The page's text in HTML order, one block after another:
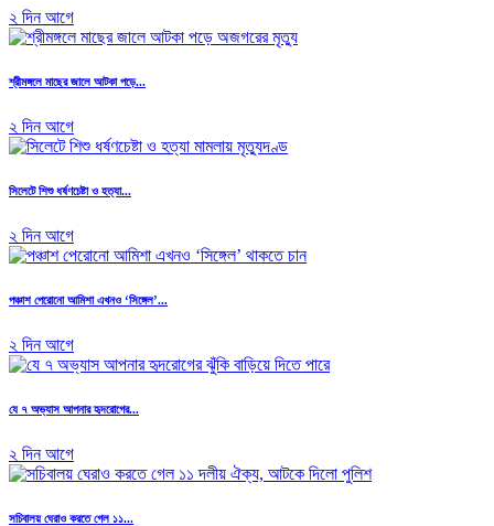
২ দিন আগে
শ্রীমঙ্গলে মাছের জালে আটকা পড়ে...
২ দিন আগে
সিলেটে শিশু ধর্ষণচেষ্টা ও হত্যা...
২ দিন আগে
পঞ্চাশ পেরোনো আমিশা এখনও ‘সিঙ্গেল’...
২ দিন আগে
যে ৭ অভ্যাস আপনার হৃদরোগের...
২ দিন আগে
সচিবালয় ঘেরাও করতে গেল ১১...